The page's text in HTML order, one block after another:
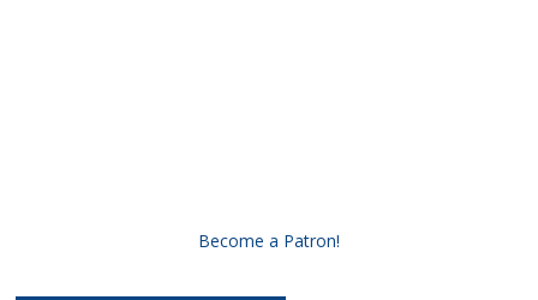
Become a Patron!